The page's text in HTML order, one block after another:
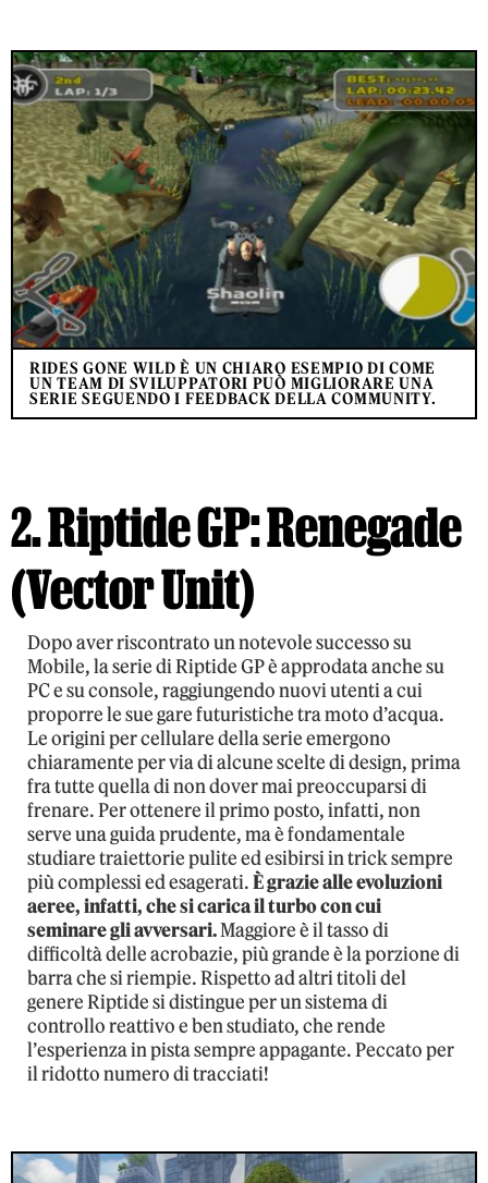
RIDES GONE WILD È UN CHIARO ESEMPIO DI COME
UN TEAM DI SVILUPPATORI PUÒ MIGLIORARE UNA
SERIE SEGUENDO I FEEDBACK DELLA COMMUNITY.
2. Riptide GP: Renegade
(Vector Unit)
Dopo aver riscontrato un notevole successo su
Mobile, la serie di Riptide GP è approdata anche su
PC e su console, raggiungendo nuovi utenti a cui
proporre le sue gare futuristiche tra moto d’acqua.
Le origini per cellulare della serie emergono
chiaramente per via di alcune scelte di design, prima
fra tutte quella di non dover mai preoccuparsi di
frenare. Per ottenere il primo posto, infatti, non
serve una guida prudente, ma è fondamentale
studiare traiettorie pulite ed esibirsi in trick sempre
più complessi ed esagerati.È grazie alle evoluzioni
aeree, infatti, che si carica il turbo con cui
seminare gli avversari.Maggiore è il tasso di
difficoltà delle acrobazie, più grande è la porzione di
barra che si riempie. Rispetto ad altri titoli del
genere Riptide si distingue per un sistema di
controllo reattivo e ben studiato, che rende
l’esperienza in pista sempre appagante. Peccato per
il ridotto numero di tracciati!